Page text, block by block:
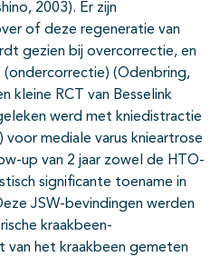
2003). Er zijn
of deze regeneratie van
gezien bij overcorrectie, en
(ondercorrectie) (Odenbring,
kleine RCT van Besselink
werd met kniedistractie
mediale varus knieartrose
up van 2 jaar zowel de HTO-
significante toename in
JSW-bevindingen werden
kraakbeen-
het kraakbeen gemeten